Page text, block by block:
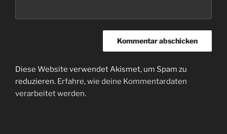
Diese Website verwendet Akismet, um Spam zu
reduzieren. Erfahre, wie deine Kommentardaten
verarbeitet werden.